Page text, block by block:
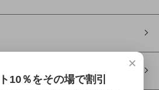
×
10％をその場で割引